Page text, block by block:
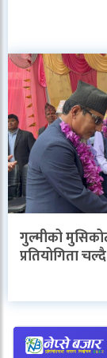
गुल्मीको
प्रतियोगिता